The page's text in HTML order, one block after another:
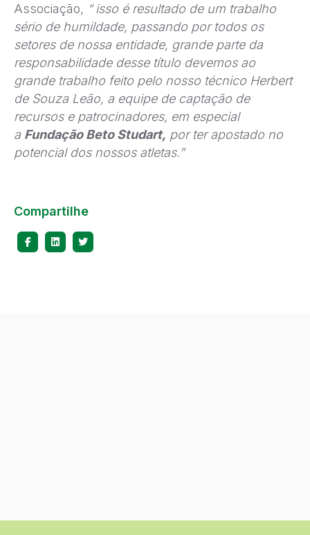
Associação, “ isso é resultado de um trabalho
sério de humildade, passando por todos os
setores de nossa entidade, grande parte da
responsabilidade desse título devemos ao
grande trabalho feito pelo nosso técnico Herbert
de Souza Leão, a equipe de captação de
recursos e patrocinadores, em especial
a Fundação Beto Studart, por ter apostado no
potencial dos nossos atletas.”
Compartilhe